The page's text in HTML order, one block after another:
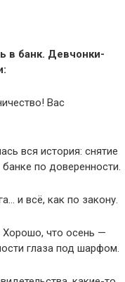
в банк. Девчонки-
Вас
вся история: снятие
по доверенности.
и всё, как по закону.
Хорошо, что осень —
глаза под шарфом.